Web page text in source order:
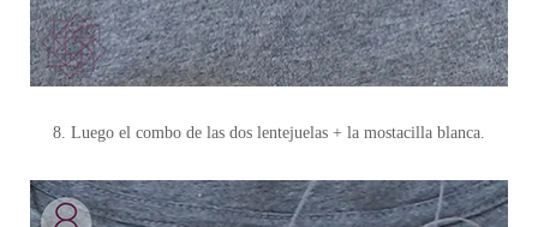
8. Luego el combo de las dos lentejuelas + la mostacilla blanca.